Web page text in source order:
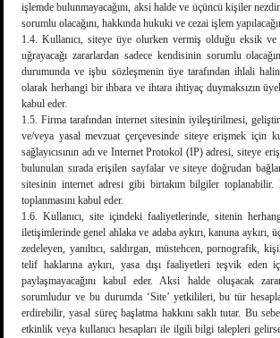
işlemde bulunmayacağını, aksi halde ve üçüncü kişiler
sorumlu olacağını, hakkında hukuki ve cezai işlem
1.4. Kullanıcı, siteye üye olurken vermiş olduğu eksik ve
uğrayacağı zararlardan sadece kendisinin sorumlu
durumunda ve işbu sözleşmenin üye tarafından ihlali
olarak herhangi bir ihbara ve ihtara ihtiyaç duymaksızın
kabul eder.
1.5. Firma tarafından internet sitesinin iyileştirilmesi,
ve/veya yasal mevzuat çerçevesinde siteye erişmek için
sağlayıcısının adı ve Internet Protokol (IP) adresi, siteye
bulunulan sırada erişilen sayfalar ve siteye doğrudan
sitesinin internet adresi gibi birtakım bilgiler toplanabilir.
toplanmasını kabul eder.
1.6. Kullanıcı, site içindeki faaliyetlerinde, sitenin
iletişimlerinde genel ahlaka ve adaba aykırı, kanuna aykırı,
zedeleyen, yanıltıcı, saldırgan, müstehcen, pornografik,
telif haklarına aykırı, yasa dışı faaliyetleri teşvik eden
paylaşmayacağını kabul eder. Aksi halde oluşacak
sorumludur ve bu durumda ‘Site’ yetkilileri, bu tür
erdirebilir, yasal süreç başlatma hakkını saklı tutar. Bu
etkinlik veya kullanıcı hesapları ile ilgili bilgi talepleri